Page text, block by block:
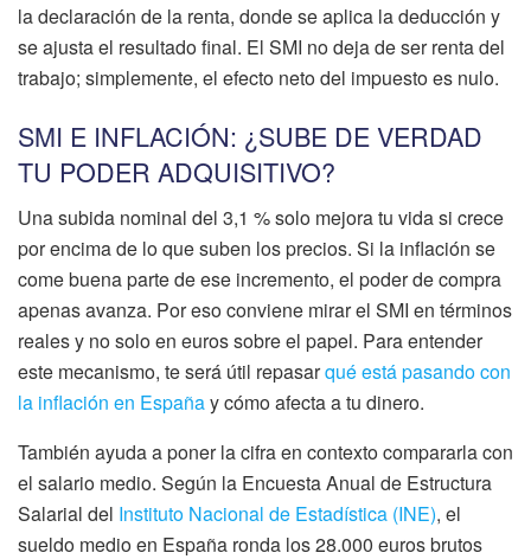
la declaración de la renta, donde se aplica la deducción y
se ajusta el resultado final. El SMI no deja de ser renta del
trabajo; simplemente, el efecto neto del impuesto es nulo.
SMI E INFLACIÓN: ¿SUBE DE VERDAD
TU PODER ADQUISITIVO?
Una subida nominal del 3,1 % solo mejora tu vida si crece
por encima de lo que suben los precios. Si la inflación se
come buena parte de ese incremento, el poder de compra
apenas avanza. Por eso conviene mirar el SMI en términos
reales y no solo en euros sobre el papel. Para entender
este mecanismo, te será útil repasarqué está pasando con
la inflación en Españay cómo afecta a tu dinero.
También ayuda a poner la cifra en contexto compararla con
el salario medio. Según la Encuesta Anual de Estructura
Salarial del Instituto Nacional de Estadística (INE), el
sueldo medio en España ronda los 28.000 euros brutos